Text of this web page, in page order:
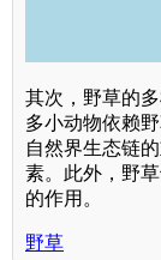
其次，野草的
多小动物依赖
自然界生态链
素。此外，野
的作用。
野草